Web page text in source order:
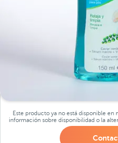
Este producto ya no está disponible en
información sobre disponibilidad o la